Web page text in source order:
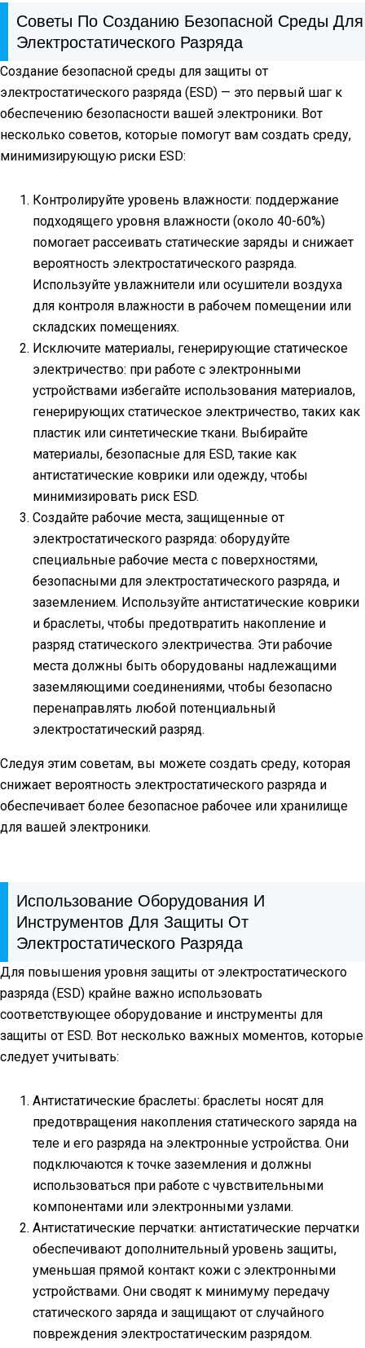
Советы По Созданию Безопасной Среды Для
Электростатического Разряда
Создание безопасной среды для защиты от
электростатического разряда (ESD) — это первый шаг к
обеспечению безопасности вашей электроники. Вот
несколько советов, которые помогут вам создать среду,
минимизирующую риски ESD:
Контролируйте уровень влажности: поддержание
подходящего уровня влажности (около 40-60%)
помогает рассеивать статические заряды и снижает
вероятность электростатического разряда.
Используйте увлажнители или осушители воздуха
для контроля влажности в рабочем помещении или
складских помещениях.
Исключите материалы, генерирующие статическое
электричество: при работе с электронными
устройствами избегайте использования материалов,
генерирующих статическое электричество, таких как
пластик или синтетические ткани. Выбирайте
материалы, безопасные для ESD, такие как
антистатические коврики или одежду, чтобы
минимизировать риск ESD.
Создайте рабочие места, защищенные от
электростатического разряда: оборудуйте
специальные рабочие места с поверхностями,
безопасными для электростатического разряда, и
заземлением. Используйте антистатические коврики
и браслеты, чтобы предотвратить накопление и
разряд статического электричества. Эти рабочие
места должны быть оборудованы надлежащими
заземляющими соединениями, чтобы безопасно
перенаправлять любой потенциальный
электростатический разряд.
Следуя этим советам, вы можете создать среду, которая
снижает вероятность электростатического разряда и
обеспечивает более безопасное рабочее или хранилище
для вашей электроники.
Использование Оборудования И
Инструментов Для Защиты От
Электростатического Разряда
Для повышения уровня защиты от электростатического
разряда (ESD) крайне важно использовать
соответствующее оборудование и инструменты для
защиты от ESD. Вот несколько важных моментов, которые
следует учитывать:
Антистатические браслеты: браслеты носят для
предотвращения накопления статического заряда на
теле и его разряда на электронные устройства. Они
подключаются к точке заземления и должны
использоваться при работе с чувствительными
компонентами или электронными узлами.
Антистатические перчатки: антистатические перчатки
обеспечивают дополнительный уровень защиты,
уменьшая прямой контакт кожи с электронными
устройствами. Они сводят к минимуму передачу
статического заряда и защищают от случайного
повреждения электростатическим разрядом.